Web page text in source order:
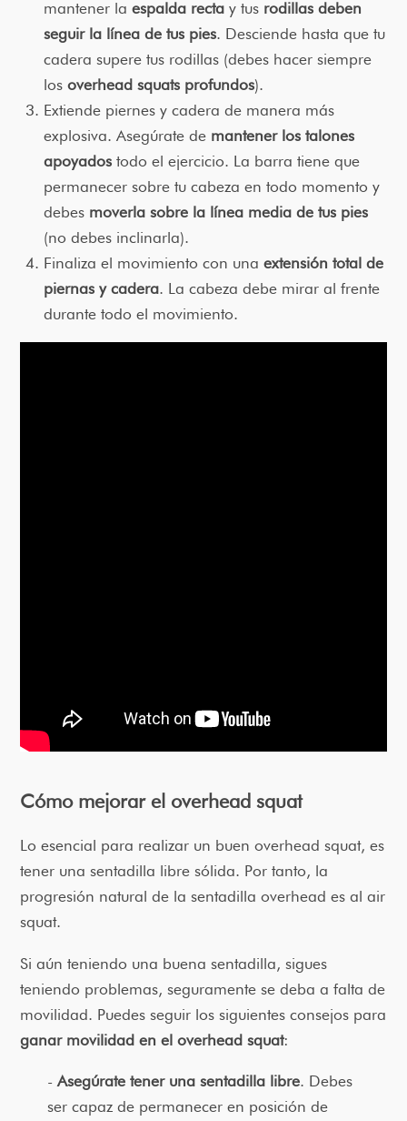
mantener la espalda rectay tus rodillas deben
seguir la línea de tus pies. Desciende hasta que tu
cadera supere tus rodillas (debes hacer siempre
los overhead squats profundos).
Extiende piernes y cadera de manera más
explosiva. Asegúrate de mantener los talones
apoyadostodo el ejercicio. La barra tiene que
permanecer sobre tu cabeza en todo momento y
debes moverla sobre la línea media de tus pies
(no debes inclinarla).
Finaliza el movimiento con una extensión total de
piernas y cadera. La cabeza debe mirar al frente
durante todo el movimiento.
Cómo mejorar el overhead squat
Lo esencial para realizar un buen overhead squat, es
tener una sentadilla libre sólida. Por tanto, la
progresión natural de la sentadilla overhead es al air
squat.
Si aún teniendo una buena sentadilla, sigues
teniendo problemas, seguramente se deba a falta de
movilidad. Puedes seguir los siguientes consejos para
ganar movilidad en el overhead squat:
Asegúrate tener una sentadilla libre. Debes
ser capaz de permanecer en posición de